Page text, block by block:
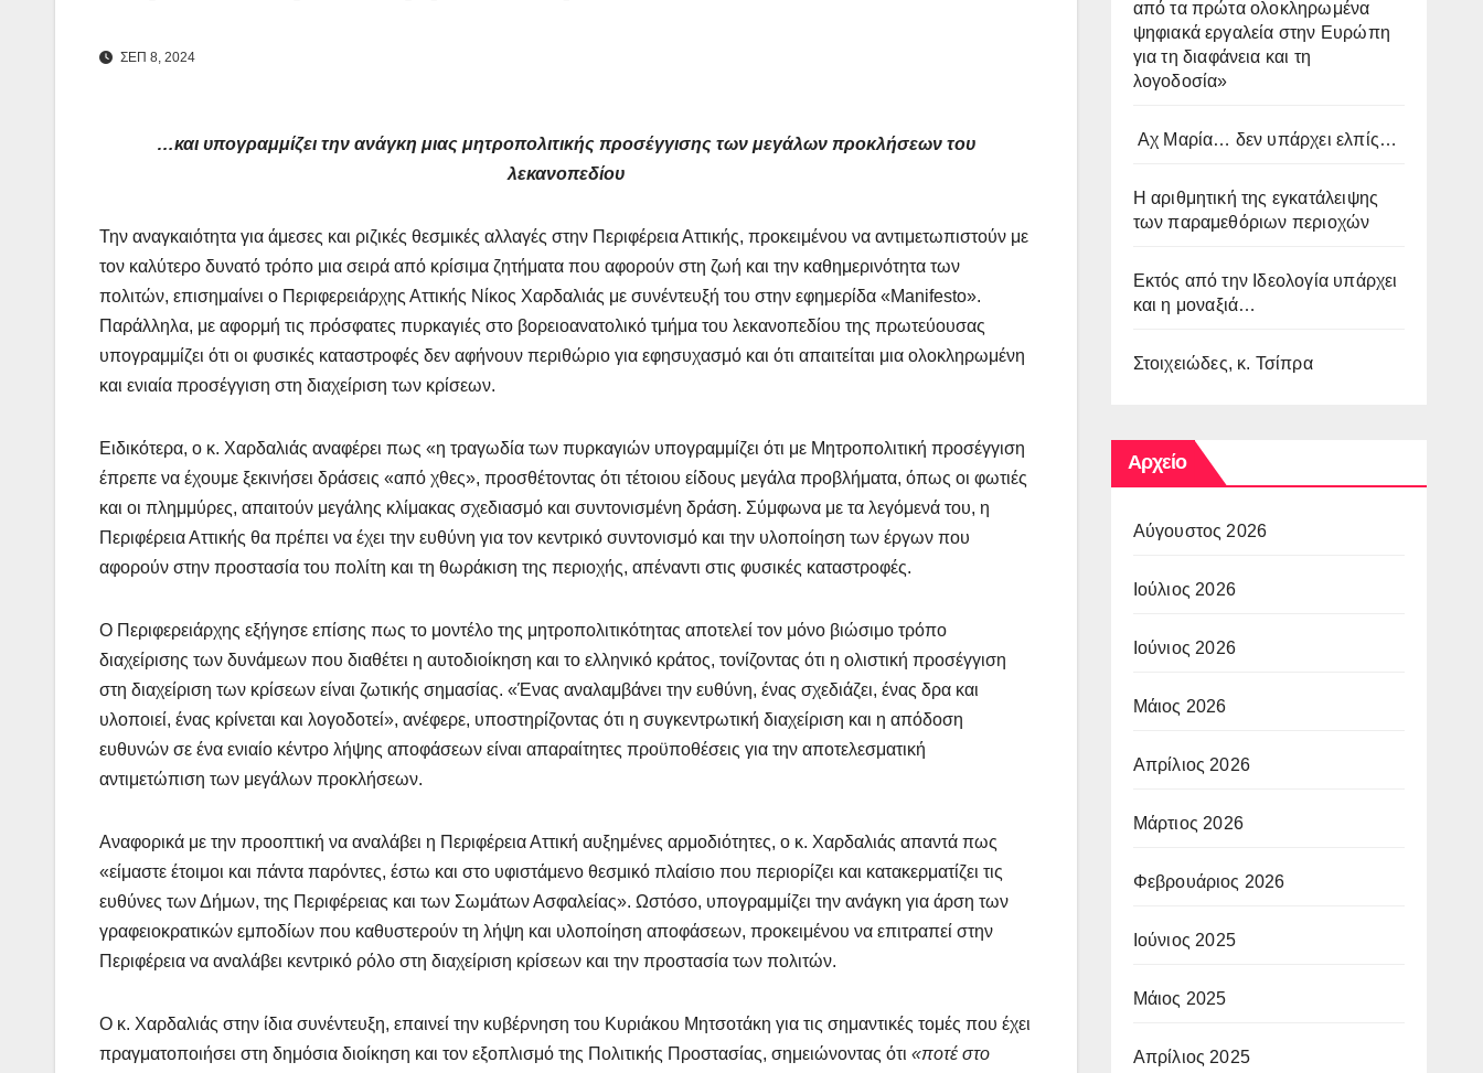
ΣΕΠ 8, 2024
…και υπογραμμίζει την ανάγκη μιας μητροπολιτικής προσέγγισης των μεγάλων προκλήσεων του
λεκανοπεδίου
Την αναγκαιότητα για άμεσες και ριζικές θεσμικές αλλαγές στην Περιφέρεια Αττικής, προκειμένου να αντιμετωπιστούν με
τον καλύτερο δυνατό τρόπο μια σειρά από κρίσιμα ζητήματα που αφορούν στη ζωή και την καθημερινότητα των
πολιτών, επισημαίνει ο Περιφερειάρχης Αττικής Νίκος Χαρδαλιάς με συνέντευξή του στην εφημερίδα «Manifesto».
Παράλληλα, με αφορμή τις πρόσφατες πυρκαγιές στο βορειοανατολικό τμήμα του λεκανοπεδίου της πρωτεύουσας
υπογραμμίζει ότι οι φυσικές καταστροφές δεν αφήνουν περιθώριο για εφησυχασμό και ότι απαιτείται μια ολοκληρωμένη
και ενιαία προσέγγιση στη διαχείριση των κρίσεων.
Ειδικότερα, ο κ. Χαρδαλιάς αναφέρει πως «η τραγωδία των πυρκαγιών υπογραμμίζει ότι με Μητροπολιτική προσέγγιση
έπρεπε να έχουμε ξεκινήσει δράσεις «από χθες», προσθέτοντας ότι τέτοιου είδους μεγάλα προβλήματα, όπως οι φωτιές
και οι πλημμύρες, απαιτούν μεγάλης κλίμακας σχεδιασμό και συντονισμένη δράση. Σύμφωνα με τα λεγόμενά του, η
Περιφέρεια Αττικής θα πρέπει να έχει την ευθύνη για τον κεντρικό συντονισμό και την υλοποίηση των έργων που
αφορούν στην προστασία του πολίτη και τη θωράκιση της περιοχής, απέναντι στις φυσικές καταστροφές.
Ο Περιφερειάρχης εξήγησε επίσης πως το μοντέλο της μητροπολιτικότητας αποτελεί τον μόνο βιώσιμο τρόπο
διαχείρισης των δυνάμεων που διαθέτει η αυτοδιοίκηση και το ελληνικό κράτος, τονίζοντας ότι η ολιστική προσέγγιση
στη διαχείριση των κρίσεων είναι ζωτικής σημασίας. «Ένας αναλαμβάνει την ευθύνη, ένας σχεδιάζει, ένας δρα και
υλοποιεί, ένας κρίνεται και λογοδοτεί», ανέφερε, υποστηρίζοντας ότι η συγκεντρωτική διαχείριση και η απόδοση
ευθυνών σε ένα ενιαίο κέντρο λήψης αποφάσεων είναι απαραίτητες προϋποθέσεις για την αποτελεσματική
αντιμετώπιση των μεγάλων προκλήσεων.
Αναφορικά με την προοπτική να αναλάβει η Περιφέρεια Αττική αυξημένες αρμοδιότητες, ο κ. Χαρδαλιάς απαντά πως
«είμαστε έτοιμοι και πάντα παρόντες, έστω και στο υφιστάμενο θεσμικό πλαίσιο που περιορίζει και κατακερματίζει τις
ευθύνες των Δήμων, της Περιφέρειας και των Σωμάτων Ασφαλείας». Ωστόσο, υπογραμμίζει την ανάγκη για άρση των
γραφειοκρατικών εμποδίων που καθυστερούν τη λήψη και υλοποίηση αποφάσεων, προκειμένου να επιτραπεί στην
Περιφέρεια να αναλάβει κεντρικό ρόλο στη διαχείριση κρίσεων και την προστασία των πολιτών.
Ο κ. Χαρδαλιάς στην ίδια συνέντευξη, επαινεί την κυβέρνηση του Κυριάκου Μητσοτάκη για τις σημαντικές τομές που έχει
πραγματοποιήσει στη δημόσια διοίκηση και τον εξοπλισμό της Πολιτικής Προστασίας, σημειώνοντας ότι «ποτέ στο
από τα πρώτα ολοκληρωμένα
ψηφιακά εργαλεία στην Ευρώπη
για τη διαφάνεια και τη
λογοδοσία»
Αχ Μαρία… δεν υπάρχει ελπίς…
Η αριθμητική της εγκατάλειψης
των παραμεθόριων περιοχών
Εκτός από την Ιδεολογία υπάρχει
και η μοναξιά…
Στοιχειώδες, κ. Τσίπρα
Αρχείο
Αύγουστος 2026
Ιούλιος 2026
Ιούνιος 2026
Μάιος 2026
Απρίλιος 2026
Μάρτιος 2026
Φεβρουάριος 2026
Ιούνιος 2025
Μάιος 2025
Απρίλιος 2025